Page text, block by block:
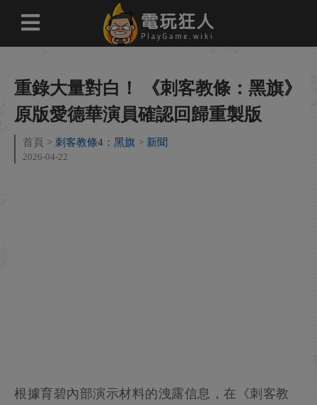
重錄大量對白！ 《刺客教條：黑旗》
原版愛德華演員確認回歸重製版
首頁 刺客教條4：黑旗 新聞
2026-04-22
根據育碧內部演示材料的洩露信息，在《刺客教